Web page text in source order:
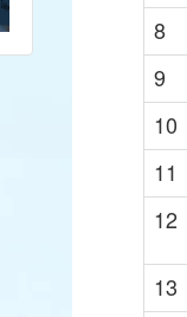
8
9
10
11
12
13